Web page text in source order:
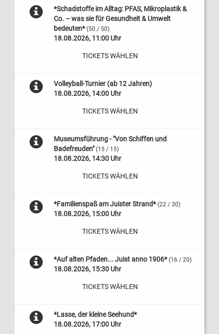
*Schadstoffe im Alltag: PFAS, Mikroplastik &
Co. – was sie für Gesundheit & Umwelt
bedeuten* (50 / 50)
18.08.2026, 11:00 Uhr
TICKETS WÄHLEN
Volleyball-Turnier (ab 12 Jahren)
18.08.2026, 14:00 Uhr
TICKETS WÄHLEN
Museumsführung - "Von Schiffen und
Badefreuden" (15 / 15)
18.08.2026, 14:30 Uhr
TICKETS WÄHLEN
*Familienspaß am Juister Strand* (22 / 30)
18.08.2026, 15:00 Uhr
TICKETS WÄHLEN
*Auf alten Pfaden... Juist anno 1906* (16 / 20)
18.08.2026, 15:30 Uhr
TICKETS WÄHLEN
*Lasse, der kleine Seehund*
18.08.2026, 17:00 Uhr